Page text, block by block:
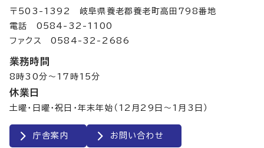
〒503-1392 岐阜県養老郡養老町高田798番地
電話 0584-32-1100
ファクス 0584-32-2686
業務時間
8時30分～17時15分
休業日
土曜・日曜・祝日・年末年始（12月29日～1月3日）
庁舎案内 お問い合わせ